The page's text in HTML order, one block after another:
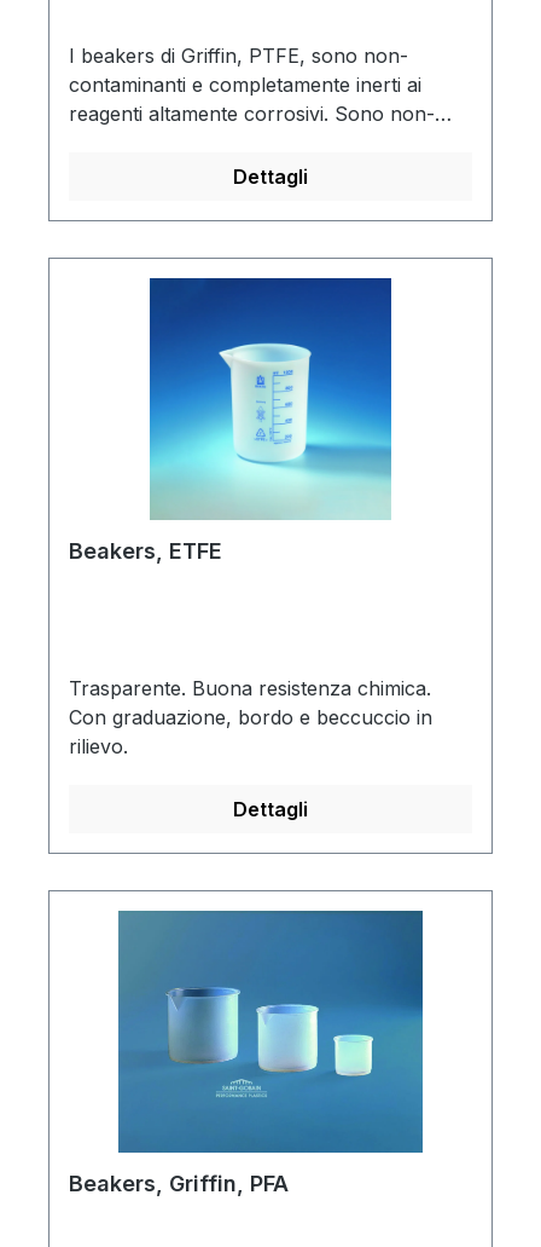
I beakers di Griffin, PTFE, sono non-
contaminanti e completamente inerti ai
reagenti altamente corrosivi. Sono non-
calore. Facili da pulire, questi beakers
una piastra riscaldante fino a 288°C
rapido trasferimento di calore.Possono
essere riscaldati fino a 288°C ed usati in
microondeChimicamente resistenti agli acidi
e alle basiUltra-puri
Dettagli
Beakers, ETFE
Trasparente. Buona resistenza chimica.
Con graduazione, bordo e beccuccio in
rilievo.
Dettagli
Beakers, Griffin, PFA